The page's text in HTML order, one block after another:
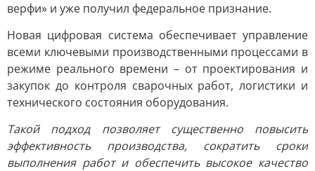
верфи» и уже получил федеральное признание.
Новая цифровая система обеспечивает управление
всеми ключевыми производственными процессами в
режиме реального времени – от проектирования и
закупок до контроля сварочных работ, логистики и
технического состояния оборудования.
Такой подход позволяет существенно повысить
эффективность производства, сократить сроки
выполнения работ и обеспечить высокое качество